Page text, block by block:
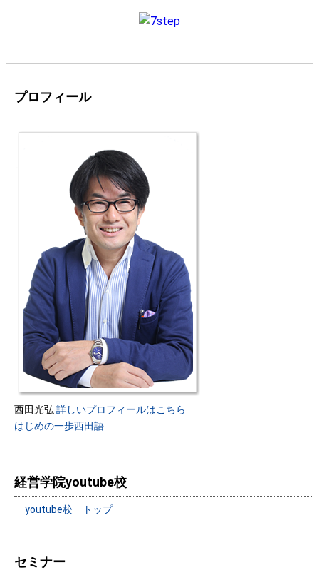
プロフィール
西田光弘 詳しいプロフィールはこちら
はじめの一歩西田語
経営学院youtube校
youtube校 トップ
セミナー